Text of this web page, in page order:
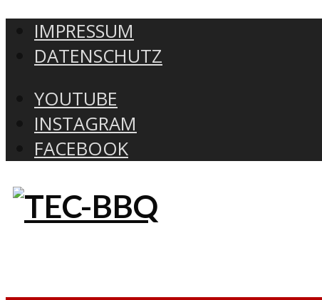
IMPRESSUM
DATENSCHUTZ
YOUTUBE
INSTAGRAM
FACEBOOK